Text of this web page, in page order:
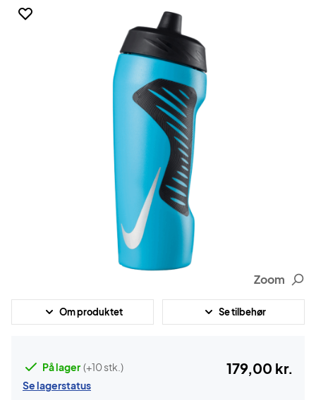
Zoom
Om produktet Se tilbehør
På lager (+10 stk.)
Se lagerstatus
179,00 kr.